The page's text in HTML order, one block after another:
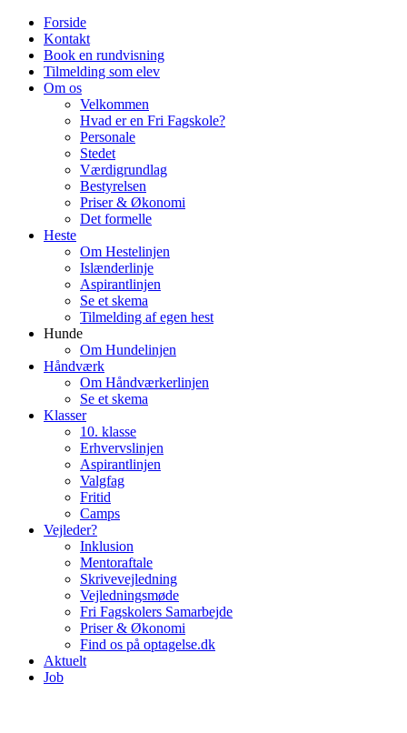
Forside
Kontakt
Book en rundvisning
Tilmelding som elev
Om os
Velkommen
Hvad er en Fri Fagskole?
Personale
Stedet
Værdigrundlag
Bestyrelsen
Priser & Økonomi
Det formelle
Heste
Om Hestelinjen
Islænderlinje
Aspirantlinjen
Se et skema
Tilmelding af egen hest
Hunde
Om Hundelinjen
Håndværk
Om Håndværkerlinjen
Se et skema
Klasser
10. klasse
Erhvervslinjen
Aspirantlinjen
Valgfag
Fritid
Camps
Vejleder?
Inklusion
Mentoraftale
Skrivevejledning
Vejledningsmøde
Fri Fagskolers Samarbejde
Priser & Økonomi
Find os på optagelse.dk
Aktuelt
Job